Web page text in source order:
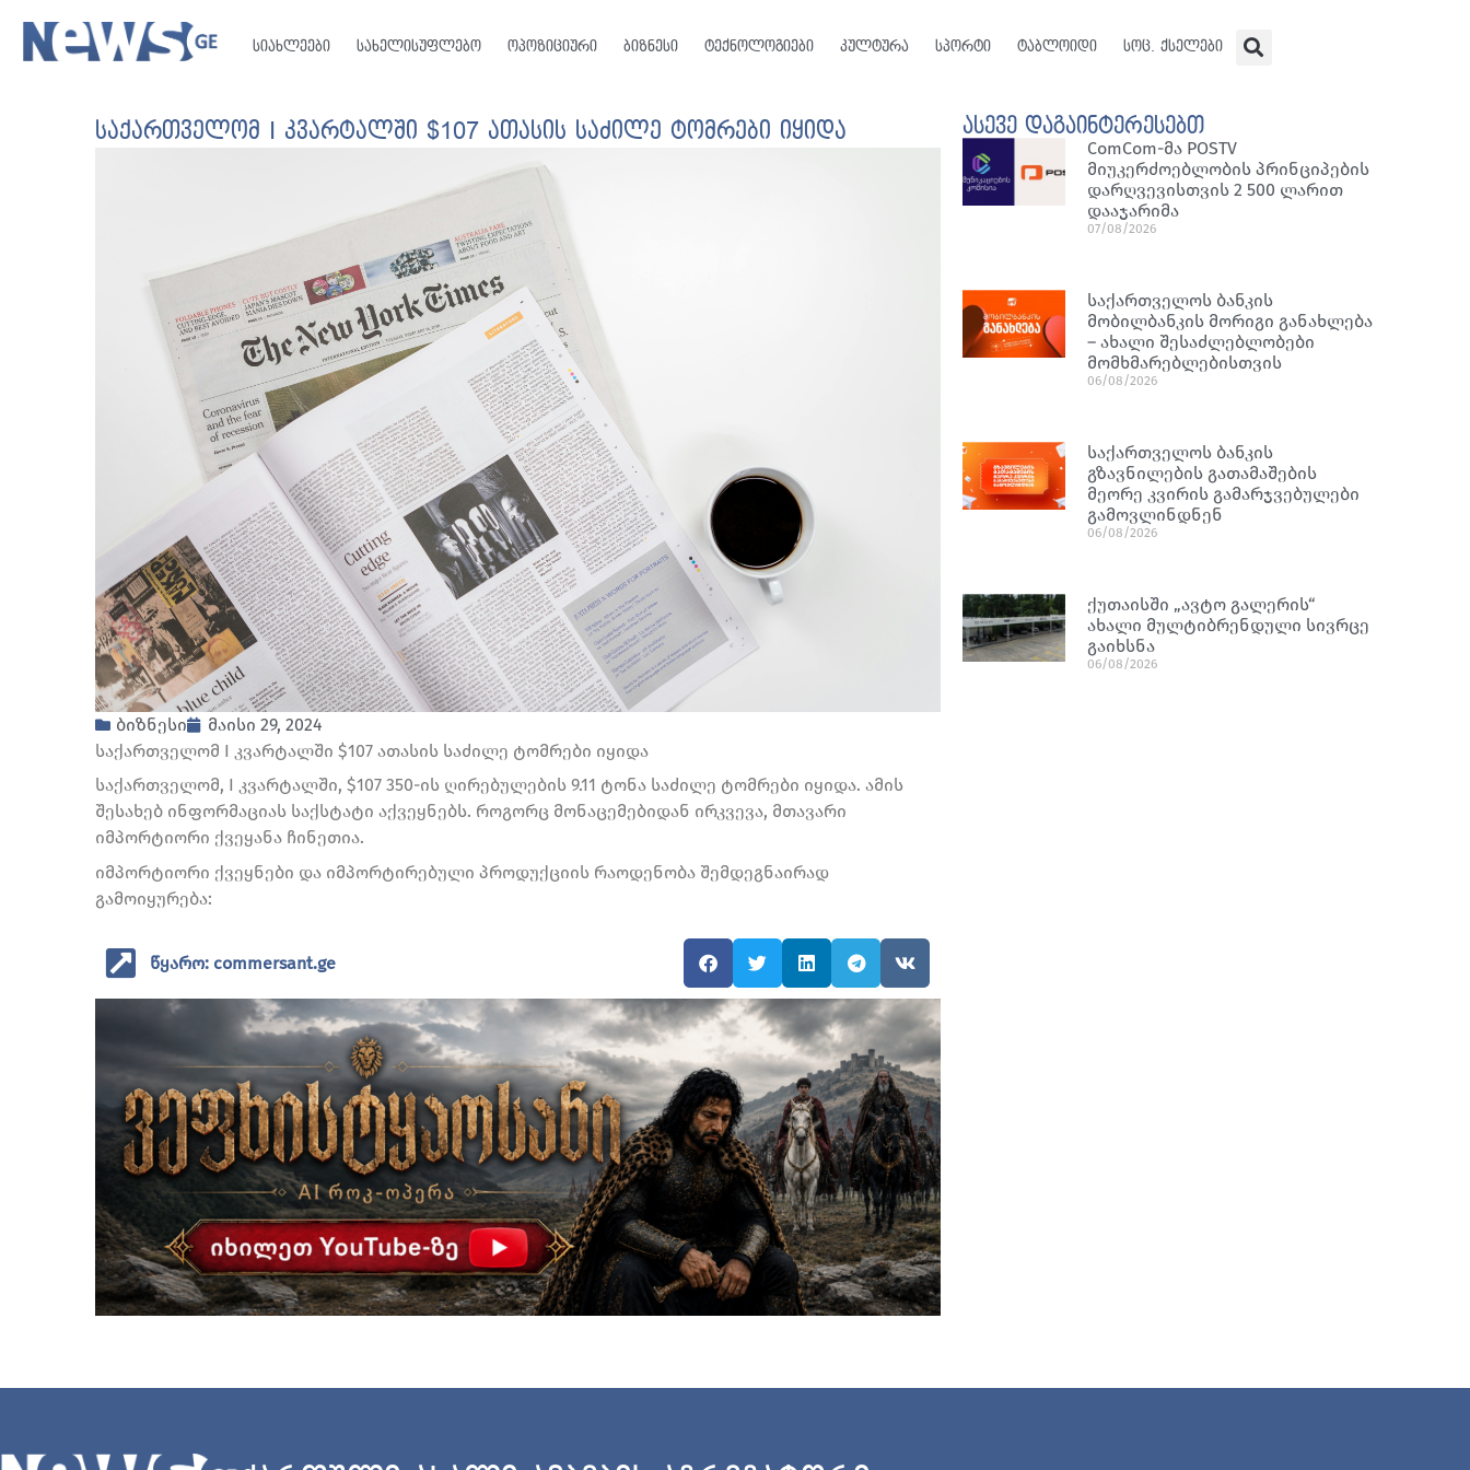
სიახლეები სახელისუფლებო ოპოზიციური ბიზნესი ტექნოლოგიები კულტურა სპორტი ტაბლოიდი სოც. ქსელები
საქართველომ I კვარტალში $107 ათასის საძილე ტომრები იყიდა
ბიზნესი
მაისი 29, 2024
საქართველომ I კვარტალში $107 ათასის საძილე ტომრები იყიდა
საქართველომ, I კვარტალში, $107 350-ის ღირებულების 9.11 ტონა საძილე ტომრები იყიდა. ამის
შესახებ ინფორმაციას საქსტატი აქვეყნებს. როგორც მონაცემებიდან ირკვევა, მთავარი
იმპორტიორი ქვეყანა ჩინეთია.
იმპორტიორი ქვეყნები და იმპორტირებული პროდუქციის რაოდენობა შემდეგნაირად
გამოიყურება:
წყარო: commersant.ge
ასევე დაგაინტერესებთ
ComCom-მა POSTV
მიუკერძოებლობის პრინციპების
დარღვევისთვის 2 500 ლარით
დააჯარიმა
07/08/2026
საქართველოს ბანკის
მობილბანკის მორიგი განახლება
– ახალი შესაძლებლობები
მომხმარებლებისთვის
06/08/2026
საქართველოს ბანკის
გზავნილების გათამაშების
მეორე კვირის გამარჯვებულები
გამოვლინდნენ
06/08/2026
ქუთაისში „ავტო გალერის“
ახალი მულტიბრენდული სივრცე
გაიხსნა
06/08/2026